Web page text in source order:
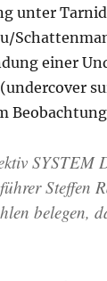
unter
einer
SYSTEM
Steffen
belegen,